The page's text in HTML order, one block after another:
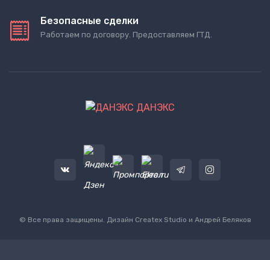
Безопасные сделки
Работаем по договору. Предоставляем ГТД.
ДАНЭКС
© Все права защищены. Дизайн Createx Studio и Андрей Беляков